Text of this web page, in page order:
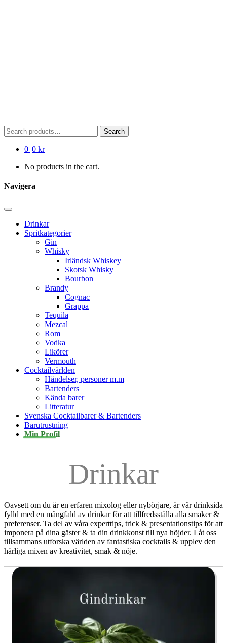
Search
for:
Search
0 |0 kr
No products in the cart.
Navigera
Drinkar
Spritkategorier
Gin
Whisky
Irländsk Whiskey
Skotsk Whisky
Bourbon
Brandy
Cognac
Grappa
Tequila
Mezcal
Rom
Vodka
Likörer
Vermouth
Cocktailvärlden
Händelser, personer m.m
Bartenders
Kända barer
Litteratur
Svenska Cocktailbarer & Bartenders
Barutrustning
Min Profil
Drinkar
Oavsett om du är en erfaren mixolog eller nybörjare, är vår drinksida
fylld med en mångfald av drinkar för att tillfredsställa alla smaker &
preferenser. Ta del av våra experttips, trick & presentationstips för att
imponera på dina gäster & ta din drinkkonst till nya höjder. Låt oss
tillsammans utforska världen av fantastiska cocktails & upplev den
härliga mixen av kreativitet, smak & nöje.